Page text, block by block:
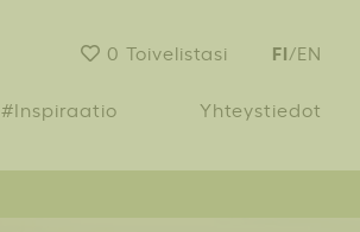
0 Toivelistasi FI/EN
#Inspiraatio Yhteystiedot